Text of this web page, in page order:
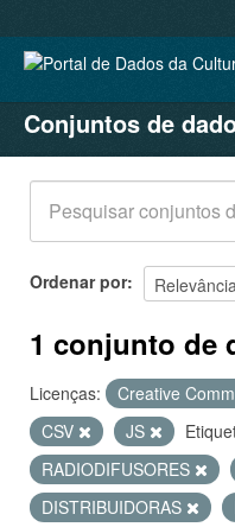
CONJUNTOS DE
ORGANIZAÇÕES
GRUPOS
SOBRE
Conjuntos de
Ordenar por
1 conjunto de
Licenças: Creative
CSV
JS
RADIODIFUSORES
DISTRIBUIDORAS